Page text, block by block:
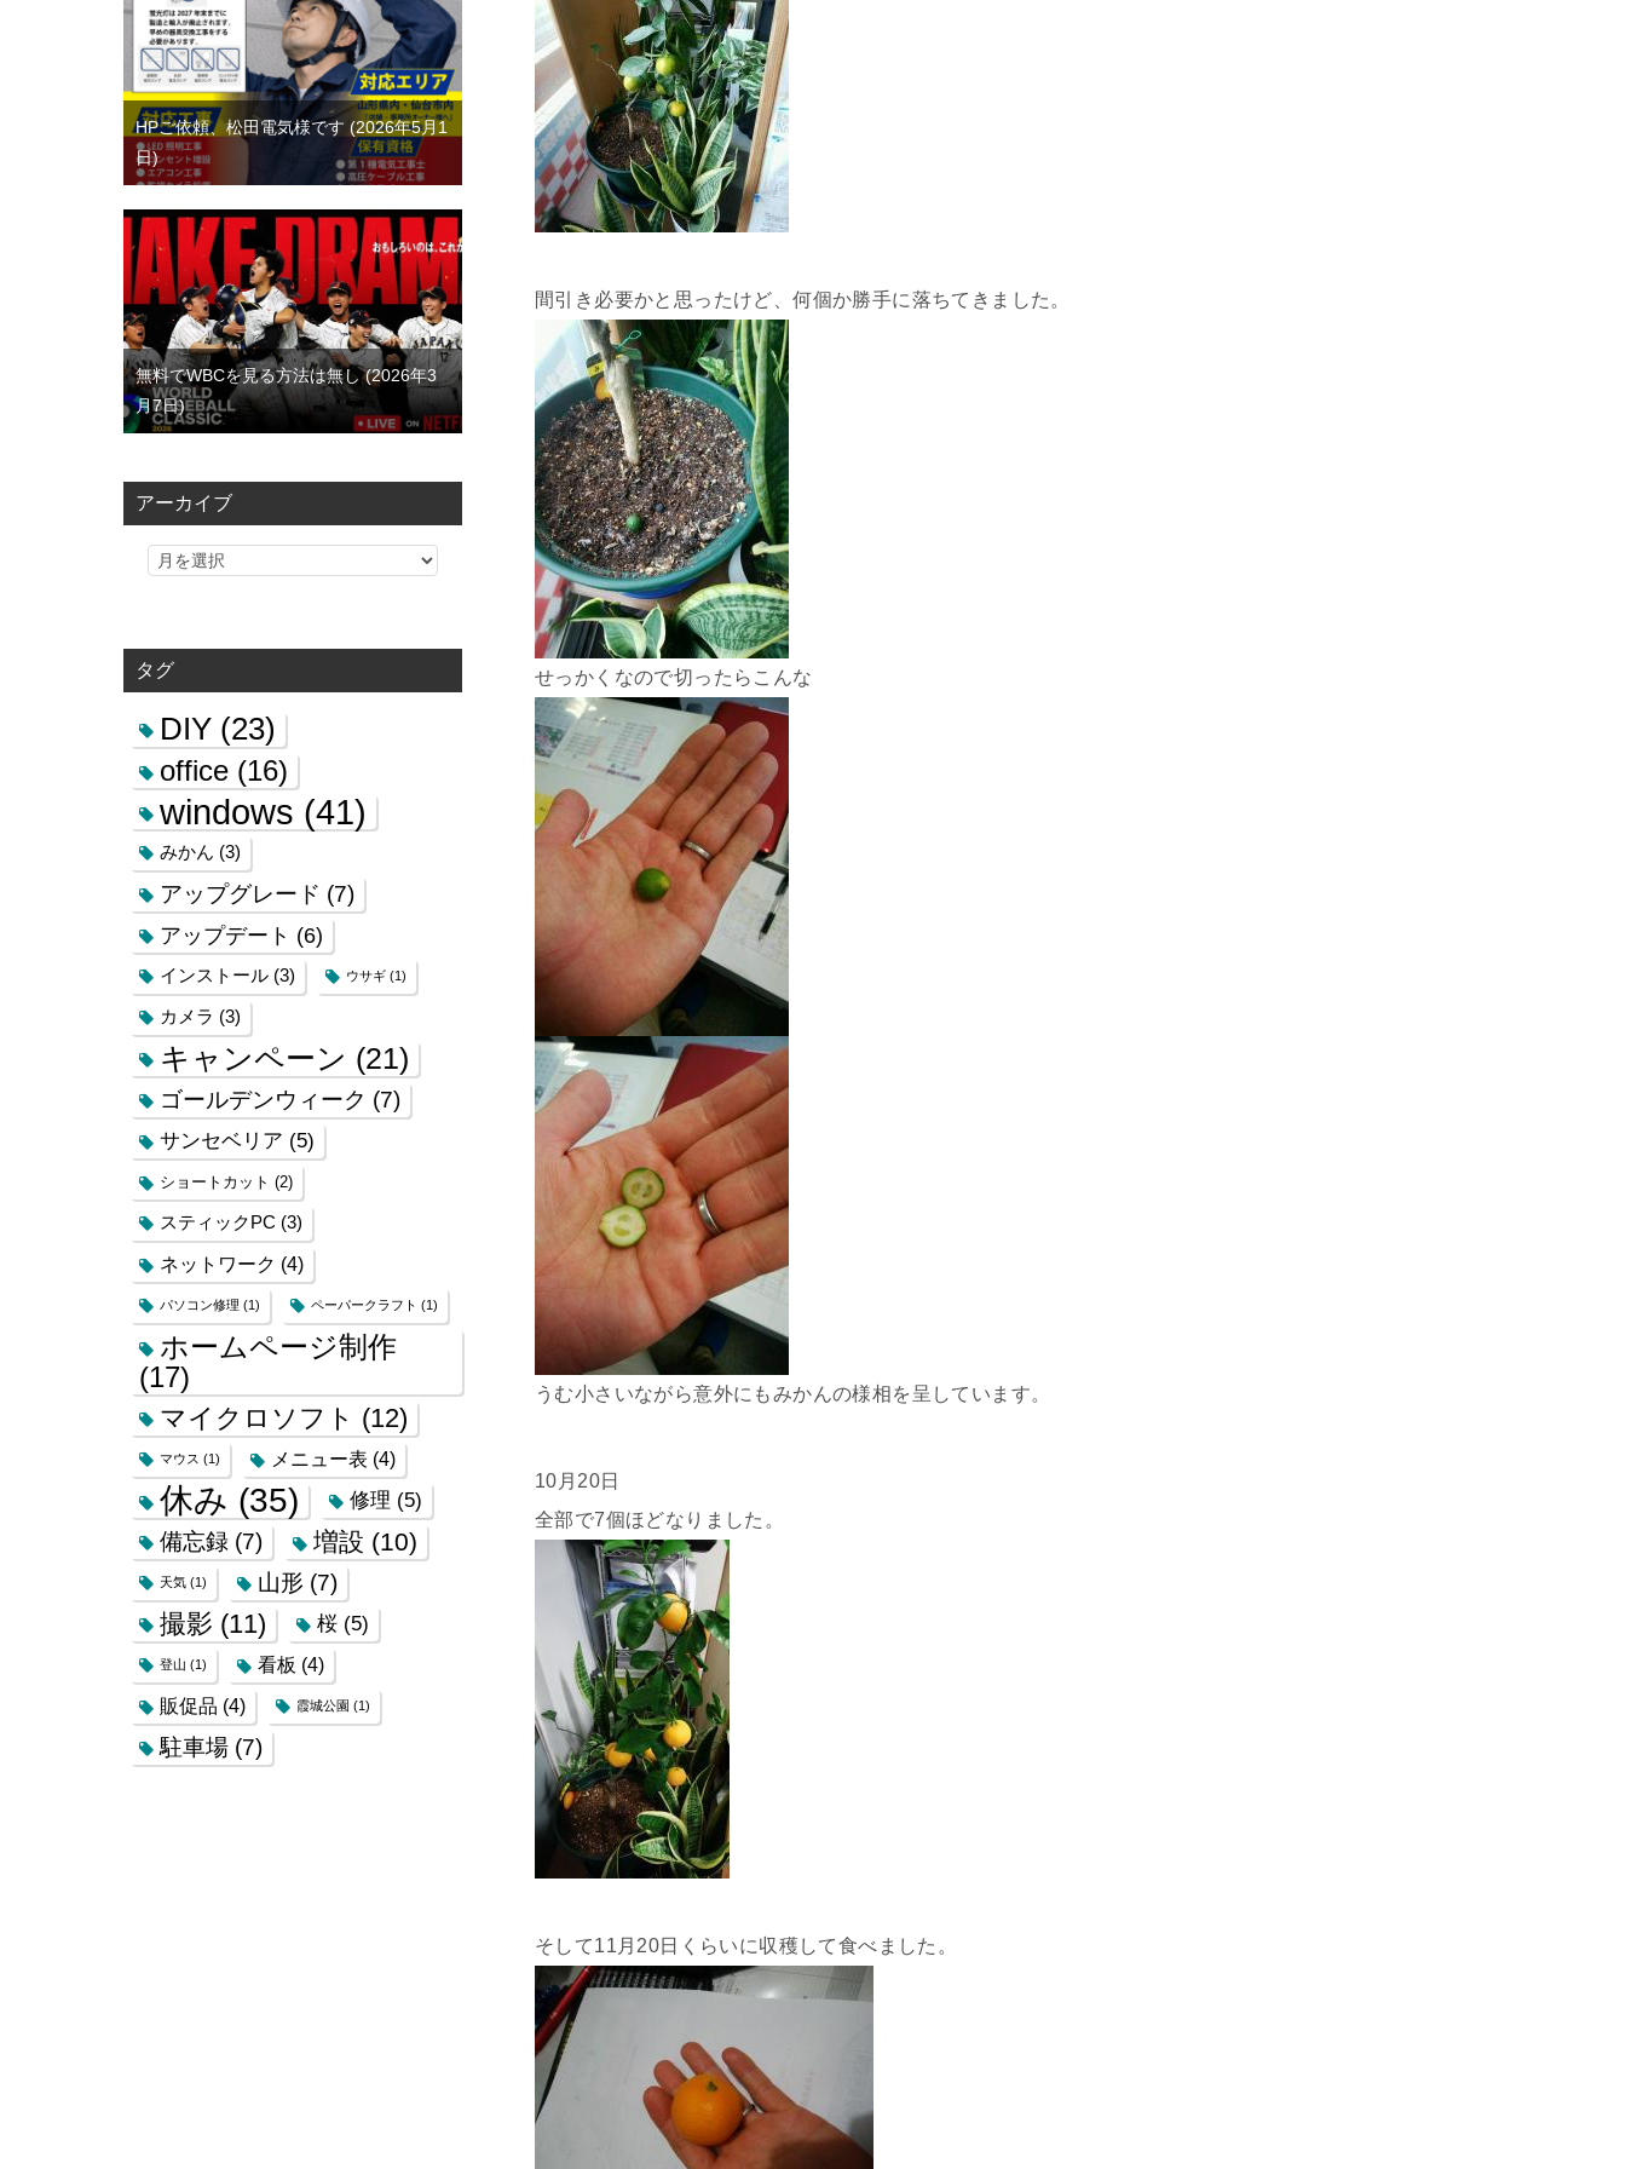
間引き必要かと思ったけど、何個か勝手に落ちてきました。
せっかくなので切ったらこんな
うむ小さいながら意外にもみかんの様相を呈しています。
10月20日
全部で7個ほどなりました。
そして11月20日くらいに収穫して食べました。
HPご依頼、松田電気様です
2026年5月1
日
無料でWBCを見る方法は無し 2026年3
月7日
アーカイブ
タグ
DIY (23)
office (16)
windows (41)
みかん (3)
アップグレード (7)
アップデート (6)
インストール (3) ウサギ (1)
カメラ (3)
キャンペーン (21)
ゴールデンウィーク (7)
サンセベリア (5)
ショートカット (2)
スティックPC (3)
ネットワーク (4)
パソコン修理 (1) ペーパークラフト (1)
ホームページ制作
(17)
マイクロソフト (12)
マウス (1) メニュー表 (4)
休み (35) 修理 (5)
備忘録 (7) 増設 (10)
天気 (1) 山形 (7)
撮影 (11) 桜 (5)
登山 (1) 看板 (4)
販促品 (4) 霞城公園 (1)
駐車場 (7)